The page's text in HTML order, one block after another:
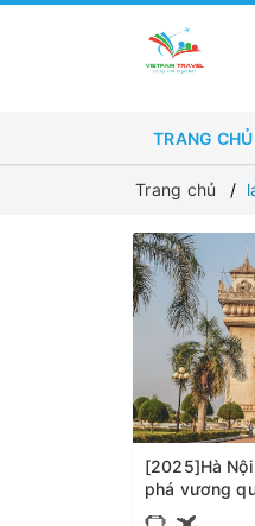
TRANG CHỦ
Trang chủ
[2025]Hà
phá vương
bay)